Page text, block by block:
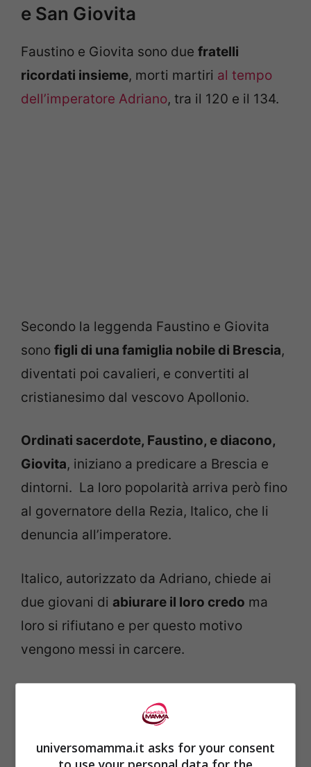
e San Giovita
Faustino e Giovita sono due fratelli
ricordati insieme, morti martiri al tempo
dell’imperatore Adriano, tra il 120 e il 134.
Secondo la leggenda Faustino e Giovita
sono figli di una famiglia nobile di Brescia,
diventati poi cavalieri, e convertiti al
cristianesimo dal vescovo Apollonio.
Ordinati sacerdote, Faustino, e diacono,
Giovita, iniziano a predicare a Brescia e
dintorni. La loro popolarità arriva però fino
al governatore della Rezia, Italico, che li
denuncia all’imperatore.
Italico, autorizzato da Adriano, chiede ai
due giovani di abiurare il loro credo ma
loro si rifiutano e per questo motivo
vengono messi in carcere.
dell’imperatore stesso che propone loro di
fare un sacrificio al dio sole, ma loro si
rifiutano nuovamente e danneggiano la
universomamma.it asks for your consent